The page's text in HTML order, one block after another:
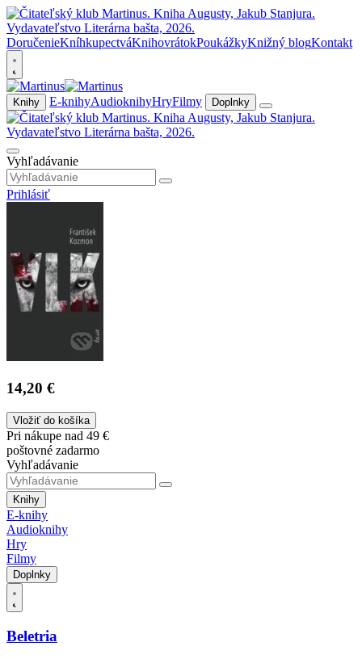
DoručenieKníhkupectváKnihovrátokPoukážkyKnižný blogKontakt
Knihy E-knihyAudioknihyHryFilmy Doplnky
Vyhľadávanie
Prihlásiť
14,20 €
Vložiť do košíka
Pri nákupe nad 49 €
poštovné zadarmo
Vyhľadávanie
Knihy
E-knihy
Audioknihy
Hry
Filmy
Doplnky
Beletria